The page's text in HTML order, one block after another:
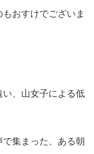
おすけでございま
、山女子による低
で集まった、ある朝